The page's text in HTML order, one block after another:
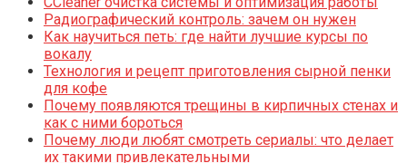
Радиографический контроль: зачем он нужен
Как научиться петь: где найти лучшие курсы по
вокалу
Технология и рецепт приготовления сырной пенки
для кофе
Почему появляются трещины в кирпичных стенах и
как с ними бороться
Почему люди любят смотреть сериалы: что делает
их такими привлекательными